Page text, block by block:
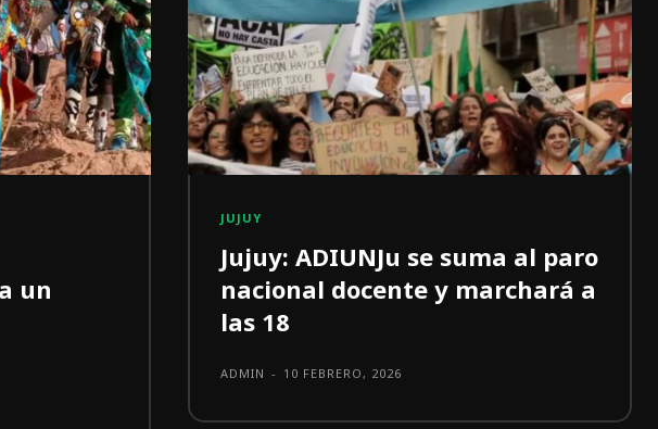
un
JUJUY
Jujuy: ADIUNJu se suma al paro
nacional docente y marchará a
las 18
ADMIN - 10 FEBRERO, 2026